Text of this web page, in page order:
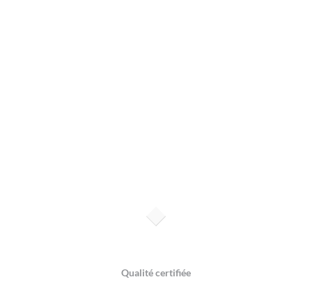
Qualité certifiée